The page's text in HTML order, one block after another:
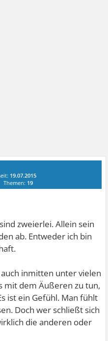
19.07.2015
Themen: 19
zweierlei. Allein sein
ab. Entweder ich bin
inmitten unter vielen
mit dem Äußeren zu tun,
ist ein Gefühl. Man fühlt
Doch wer schließt sich
die anderen oder